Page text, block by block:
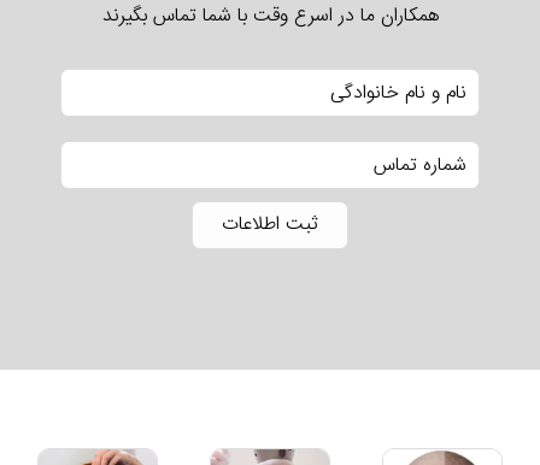
همکاران ما در اسرع وقت با شما تماس بگیرند